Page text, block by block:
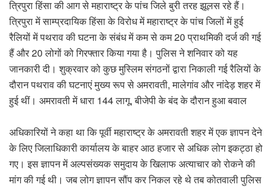
त्रिपुरा हिंसा की आग से महाराष्ट्र के पांच जिले बुरी तरह झूलस रहे हैं।
त्रिपुरा में साम्प्रदायिक हिंसा के विरोध में महाराष्ट्र के पांच जिलों में हुई
रैलियों में पथराव की घटना के संबंध में कम से कम 20 प्राथमिकी दर्ज की गई
हैं और 20 लोगों को गिरफ्तार किया गया है। पुलिस ने शनिवार को यह
जानकारी दी। शुक्रवार को कुछ मुस्लिम संगठनों द्वारा निकाली गई रैलियों के
दौरान पथराव की घटनाएं मुख्य रूप से अमरावती, मालेगांव और नांदेड़ शहर में
हुई थीं। अमरावती में धारा 144 लागू, बीजेपी के बंद के दौरान हुआ बवाल
अधिकारियों ने कहा था कि पूर्वी महाराष्ट्र के अमरावती शहर में एक ज्ञापन देने
के लिए जिलाधिकारी कार्यालय के बाहर आठ हजार से अधिक लोग इकट्ठा हो
गए। इस ज्ञापन में अल्पसंख्यक समुदाय के खिलाफ अत्याचार को रोकने की
मांग की गई थी। जब लोग ज्ञापन सौंप कर निकल रहे थे तब कोतवाली पुलिस